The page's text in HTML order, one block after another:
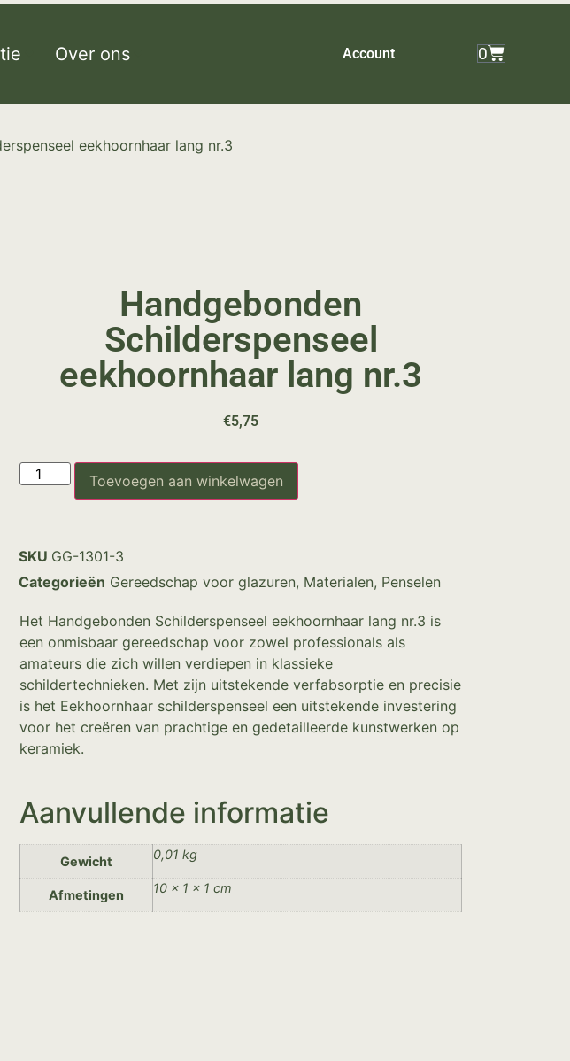
Over ons Account 0
eekhoornhaar lang nr.3
Handgebonden
Schilderspenseel
eekhoornhaar lang nr.3
€5,75
Toevoegen aan winkelwagen
SKU GG-1301-3
Categorieën Gereedschap voor glazuren, Materialen, Penselen
Het Handgebonden Schilderspenseel eekhoornhaar lang nr.3 is
een onmisbaar gereedschap voor zowel professionals als
amateurs die zich willen verdiepen in klassieke
schildertechnieken. Met zijn uitstekende verfabsorptie en precisie
is het Eekhoornhaar schilderspenseel een uitstekende investering
voor het creëren van prachtige en gedetailleerde kunstwerken op
keramiek.
Aanvullende informatie
Gewicht 0,01 kg
Afmetingen 10 × 1 × 1 cm